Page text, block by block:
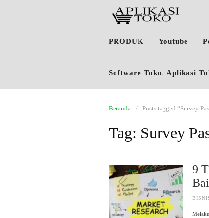
PRODUK Youtube
Software Toko, Aplikasi
Beranda Posts tagged “Survey
Tag: Survey
9